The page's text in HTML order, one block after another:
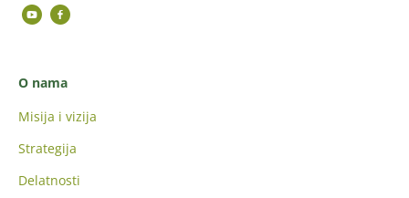
O nama
Misija i vizija
Strategija
Delatnosti